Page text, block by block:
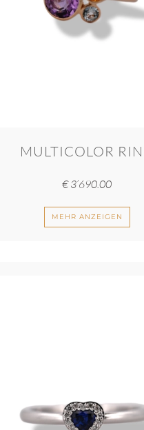
MULTICOLOR
€3’690.00
MEHR ANZEIGEN